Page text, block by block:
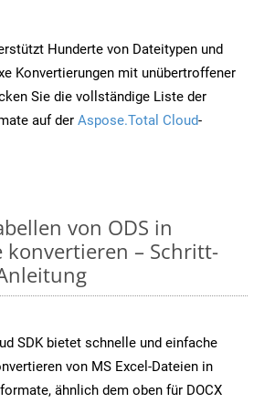
Hunderte von Dateitypen und
Konvertierungen mit unübertroffener
Sie die vollständige Liste der
auf der Aspose.Total Cloud-
von ODS in
konvertieren – Schritt-
SDK bietet schnelle und einfache
von MS Excel-Dateien in
ähnlich dem oben für DOCX